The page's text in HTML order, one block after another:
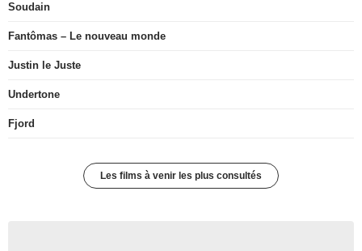
Soudain
Fantômas – Le nouveau monde
Justin le Juste
Undertone
Fjord
Les films à venir les plus consultés